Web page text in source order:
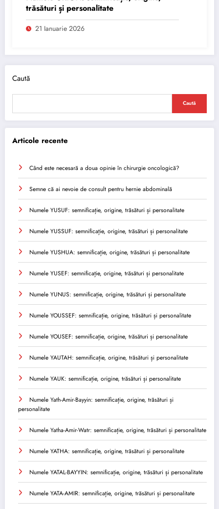
trăsături și personalitate
21 Ianuarie 2026
Caută
Caută
Articole recente
Când este necesară a doua opinie în chirurgie oncologică?
Semne că ai nevoie de consult pentru hernie abdominală
Numele YUSUF: semnificație, origine, trăsături și personalitate
Numele YUSSUF: semnificație, origine, trăsături și personalitate
Numele YUSHUA: semnificație, origine, trăsături și personalitate
Numele YUSEF: semnificație, origine, trăsături și personalitate
Numele YUNUS: semnificație, origine, trăsături și personalitate
Numele YOUSSEF: semnificație, origine, trăsături și personalitate
Numele YOUSEF: semnificație, origine, trăsături și personalitate
Numele YAUTAH: semnificație, origine, trăsături și personalitate
Numele YAUK: semnificație, origine, trăsături și personalitate
Numele Yath-Amir-Bayyin: semnificație, origine, trăsături și
personalitate
Numele Yatha-Amir-Watr: semnificație, origine, trăsături și personalitate
Numele YATHA: semnificație, origine, trăsături și personalitate
Numele YATAL-BAYYIN: semnificație, origine, trăsături și personalitate
Numele YATA-AMIR: semnificație, origine, trăsături și personalitate